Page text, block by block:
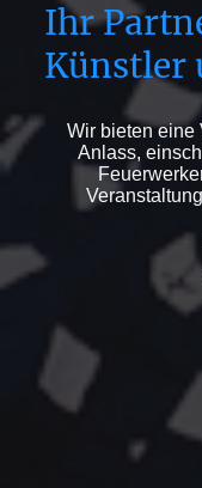
Ihr
Künstler
Wir bieten eine
Anlass,